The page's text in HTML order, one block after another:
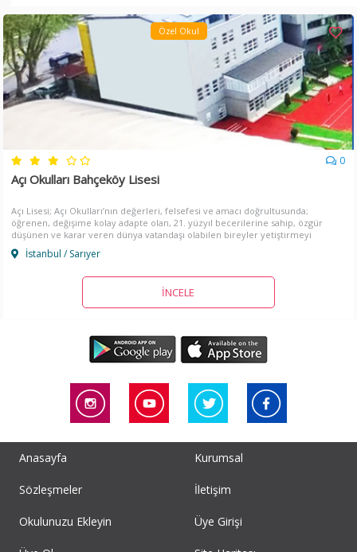
Özel Okul
0
Açı Okulları Bahçeköy Lisesi
Açı Lisesi; Açı Okulları’nın değerleri, felsefesi ve amacı doğrultusunda;
öğrenen, değişime kolay adapte olan, 21. yüzyıl becerilerine sahip, özgür
düşünen ve karar veren dünya vatandaşı olabilen bireyler yetiştirmeyi
amaçlamaktadır.
İstanbul / Sarıyer
İNCELE
Anasayfa Kurumsal
Sözleşmeler İletişim
Okulunuzu Ekleyin Üye Girişi